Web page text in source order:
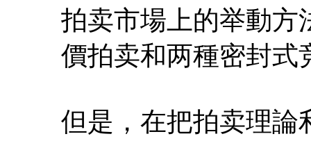
拍卖市場上的举動方
價拍卖和两種密封式
但是，在把拍卖理論